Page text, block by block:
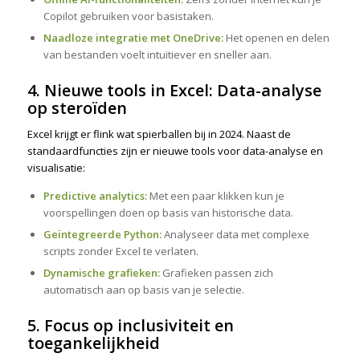
Copilot gebruiken voor basistaken.
Naadloze integratie met OneDrive:Het openen en delen
van bestanden voelt intuïtiever en sneller aan.
4. Nieuwe tools in Excel: Data-analyse
op steroïden
Excel krijgt er flink wat spierballen bij in 2024. Naast de
standaardfuncties zijn er nieuwe tools voor data-analyse en
visualisatie:
Predictive analytics:Met een paar klikken kun je
voorspellingen doen op basis van historische data.
Geïntegreerde Python:Analyseer data met complexe
scripts zonder Excel te verlaten.
Dynamische grafieken:Grafieken passen zich
automatisch aan op basis van je selectie.
5. Focus op inclusiviteit en
toegankelijkheid